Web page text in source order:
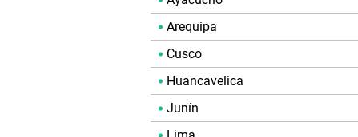
Arequipa
Cusco
Huancavelica
Junín